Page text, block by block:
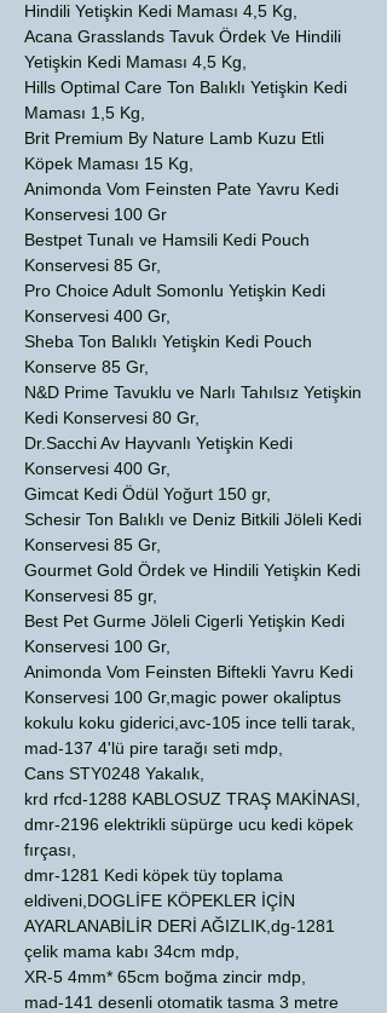
Hindili Yetişkin Kedi Maması 4,5 Kg,
Acana Grasslands Tavuk Ördek Ve Hindili
Yetişkin Kedi Maması 4,5 Kg,
Hills Optimal Care Ton Balıklı Yetişkin Kedi
Maması 1,5 Kg,
Brit Premium By Nature Lamb Kuzu Etli
Köpek Maması 15 Kg,
Animonda Vom Feinsten Pate Yavru Kedi
Konservesi 100 Gr
Bestpet Tunalı ve Hamsili Kedi Pouch
Konservesi 85 Gr,
Pro Choice Adult Somonlu Yetişkin Kedi
Konservesi 400 Gr,
Sheba Ton Balıklı Yetişkin Kedi Pouch
Konserve 85 Gr,
N&D Prime Tavuklu ve Narlı Tahılsız Yetişkin
Kedi Konservesi 80 Gr,
Dr.Sacchi Av Hayvanlı Yetişkin Kedi
Konservesi 400 Gr,
Gimcat Kedi Ödül Yoğurt 150 gr,
Schesir Ton Balıklı ve Deniz Bitkili Jöleli Kedi
Konservesi 85 Gr,
Gourmet Gold Ördek ve Hindili Yetişkin Kedi
Konservesi 85 gr,
Best Pet Gurme Jöleli Cigerli Yetişkin Kedi
Konservesi 100 Gr,
Animonda Vom Feinsten Biftekli Yavru Kedi
Konservesi 100 Gr,magic power okaliptus
kokulu koku giderici,avc-105 ince telli tarak,
mad-137 4'lü pire tarağı seti mdp,
Cans STY0248 Yakalık,
krd rfcd-1288 KABLOSUZ TRAŞ MAKİNASI,
dmr-2196 elektrikli süpürge ucu kedi köpek
fırçası,
dmr-1281 Kedi köpek tüy toplama
eldiveni,DOGLİFE KÖPEKLER İÇİN
AYARLANABİLİR DERİ AĞIZLIK,dg-1281
çelik mama kabı 34cm mdp,
XR-5 4mm* 65cm boğma zincir mdp,
mad-141 desenli otomatik tasma 3 metre